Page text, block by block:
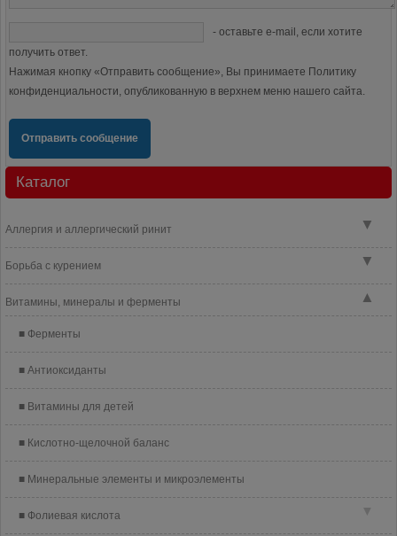
- оставьте e-mail, если хотите
получить ответ.
Нажимая кнопку «Отправить сообщение», Вы принимаете Политику
конфиденциальности, опубликованную в верхнем меню нашего сайта.
Отправить сообщение
Каталог
▼
Аллергия и аллергический ринит
▼
Борьба с курением
▲
Витамины, минералы и ферменты
Ферменты
Антиоксиданты
Витамины для детей
Кислотно-щелочной баланс
Минеральные элементы и микроэлементы
▼
Фолиевая кислота